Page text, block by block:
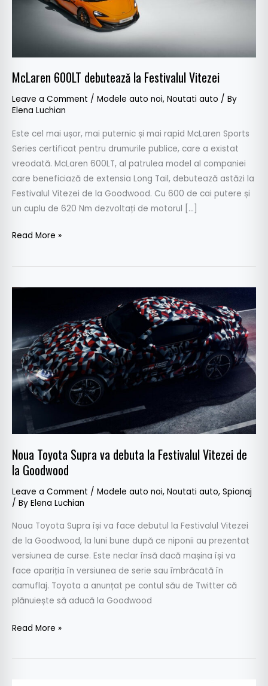
McLaren 600LT debutează la Festivalul Vitezei
Leave a Comment / Modele auto noi, Noutati auto / By
Elena Luchian
Este cel mai ușor, mai puternic și mai rapid McLaren Sports
Series certificat pentru drumurile publice, care a existat
vreodată. McLaren 600LT, al patrulea model al companiei
care beneficiază de extensia Long Tail, debutează astăzi la
Festivalul Vitezei de la Goodwood. Cu 600 de cai putere și
un cuplu de 620 Nm dezvoltați de motorul […]
Read More »
Noua Toyota Supra va debuta la Festivalul Vitezei de
la Goodwood
Leave a Comment / Modele auto noi, Noutati auto, Spionaj
/ By Elena Luchian
Noua Toyota Supra își va face debutul la Festivalul Vitezei
de la Goodwood, la luni bune după ce niponii au prezentat
versiunea de curse. Este neclar însă dacă mașina își va
face apariția în versiunea de serie sau îmbrăcată în
camuflaj. Toyota a anunțat pe contul său de Twitter că
plănuiește să aducă la Goodwood
va
debuta
la
Festivalul
Vitezei
Read More »